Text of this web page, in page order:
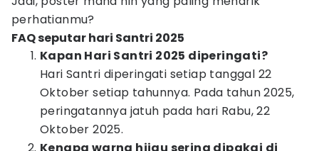
perhatianmu?
FAQ seputar hari Santri 2025
Kapan Hari Santri 2025 diperingati?
Hari Santri diperingati setiap tanggal 22
Oktober setiap tahunnya. Pada tahun 2025,
peringatannya jatuh pada hari Rabu, 22
Oktober 2025.